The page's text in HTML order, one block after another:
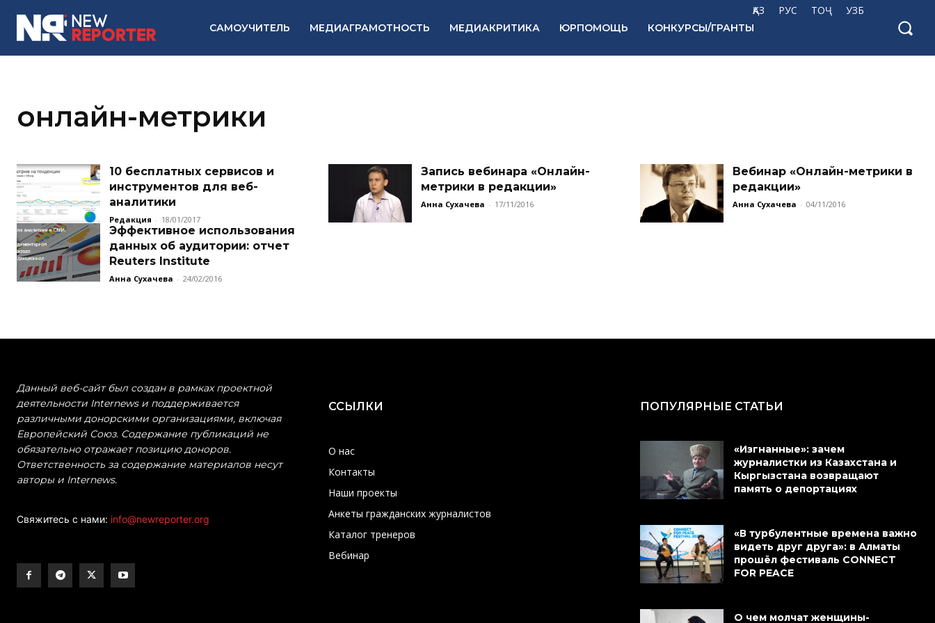
ҚАЗ РУС ТОҶ УЗБ
САМОУЧИТЕЛЬ МЕДИАГРАМОТНОСТЬ МЕДИАКРИТИКА ЮРПОМОЩЬ КОНКУРСЫ/ГРАНТЫ
онлайн-метрики
10 бесплатных сервисов и
инструментов для веб-
аналитики
Редакция - 18/01/2017
Запись вебинара «Онлайн-
метрики в редакции»
Анна Сухачева - 17/11/2016
Вебинар «Онлайн-метрики в
редакции»
Анна Сухачева - 04/11/2016
Эффективное использования
данных об аудитории: отчет
Reuters Institute
Анна Сухачева - 24/02/2016
Данный веб-сайт был создан в рамках проектной
деятельности Internews и поддерживается
различными донорскими организациями, включая
Европейский Союз. Содержание публикаций не
обязательно отражает позицию доноров.
Ответственность за содержание материалов несут
авторы и Internews.
Свяжитесь с нами: info@newreporter.org
ССЫЛКИ
О нас
Контакты
Наши проекты
Анкеты гражданских журналистов
Каталог тренеров
Вебинар
ПОПУЛЯРНЫЕ СТАТЬИ
«Изгнанные»: зачем
журналистки из Казахстана и
Кыргызстана возвращают
память о депортациях
«В турбулентные времена важно
видеть друг друга»: в Алматы
прошёл фестиваль CONNECT
FOR PEACE
О чем молчат женщины-